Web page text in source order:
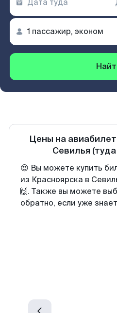
Цены на
Севилья
😍 Вы можете купить
из Красноярска в
🙌. Также вы можете
обратно, если уже